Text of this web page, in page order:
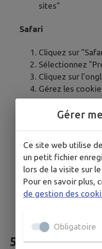
sites"
Safari
Cliquez sur
Sélectionnez
Cliquez sur
Gérez les
Microsoft Edge
Cliquez sur le
en haut à droite)
Sélectionnez
Cliquez sur
site"
Gérez vos
5. Durée de
Gérer
Ce site web utilise
un petit fichier
lors de la visite sur le
Pour en savoir plus,
de gestion des
Obligatoire